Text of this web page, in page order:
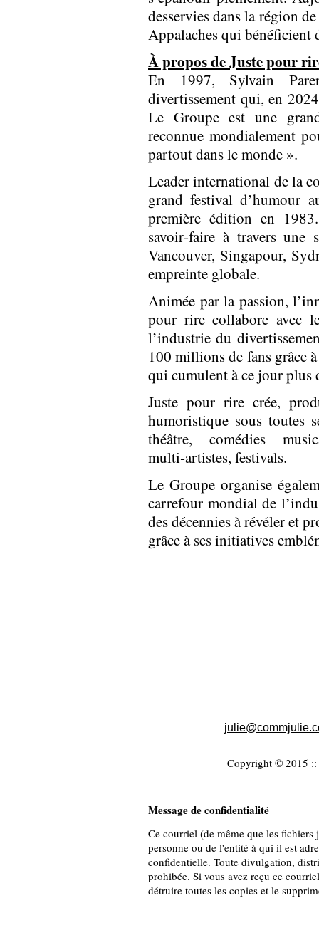
desservies dans la région
Appalaches qui bénéficient
À propos de Juste pour
​​​​​​​En 1997, Sylvain
divertissement qui, en
Le Groupe est une
reconnue mondialement
partout dans le monde ».
Leader international de la
grand festival d’humour
première édition en
savoir‑faire à travers une
Vancouver, Singapour,
empreinte globale.
Animée par la passion,
pour rire collabore avec
l’industrie du
100 millions de fans grâce
qui cumulent à ce jour plus
Juste pour rire crée,
humoristique sous toutes
théâtre, comédies
multi‑artistes, festivals.
Le Groupe organise
carrefour mondial de
des décennies à révéler et
grâce à ses initiatives
Copyright © 2015 ::
Message de confidentialité
Ce courriel (de même que les fichiers
personne ou de l'entité à qui il est
confidentielle. Toute divulgation,
prohibée. Si vous avez reçu ce
détruire toutes les copies et le